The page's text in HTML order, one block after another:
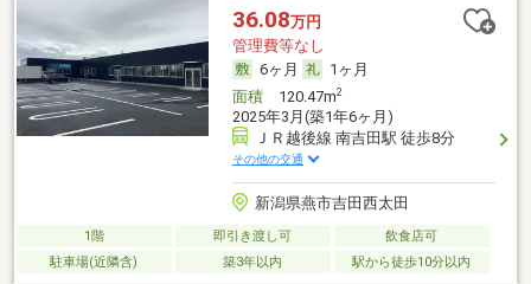
36.08万円
管理費等なし
6ヶ月
1ヶ月
面積120.47m2
2025年3月(築1年6ヶ月)
ＪＲ越後線 南吉田駅 徒歩8分
その他の交通
新潟県燕市吉田西太田
1階 即引き渡し可
飲食店可
駐車場(近隣含)
築3年以内 駅から徒歩10分以内